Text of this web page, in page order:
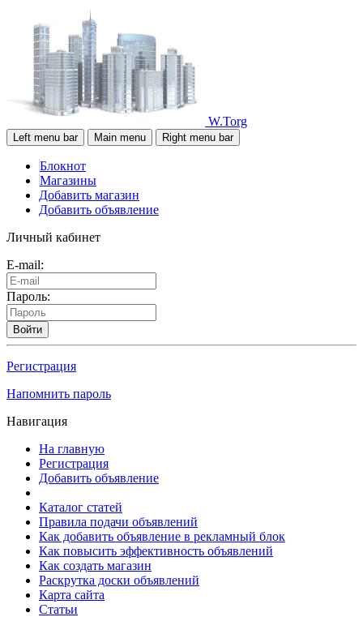
W.Torg
Left menu bar Main menu Right menu bar
Блокнот
Магазины
Добавить магазин
Добавить объявление
Личный кабинет
E-mail:
Пароль:
Войти
Регистрация
Напомнить пароль
Навигация
На главную
Регистрация
Добавить объявление
Каталог статей
Правила подачи объявлений
Как добавить объявление в рекламный блок
Как повысить эффективность объявлений
Как создать магазин
Раскрутка доски объявлений
Карта сайта
Статьи